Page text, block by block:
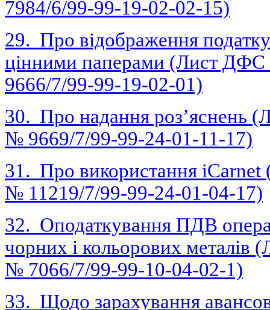
7984/6/99-99-19-02-02-15)
29. Про відображення податку
цінними паперами (Лист ДФС
9666/7/99-99-19-02-01)
30. Про надання роз’яснень
№ 9669/7/99-99-24-01-11-17)
31. Про використання
№ 11219/7/99-99-24-01-04-17)
32. Оподаткування ПДВ
чорних і кольорових металів
№ 7066/7/99-99-10-04-02-1)
33. Щодо зарахування